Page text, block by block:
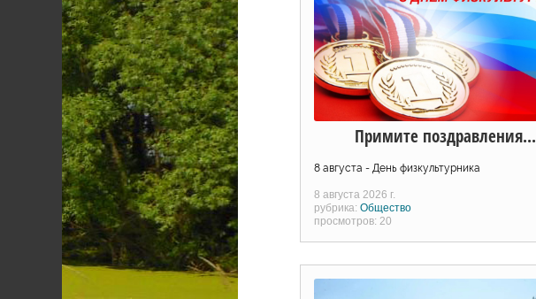
Примите поздравления...
8 августа - День физкультурника
8 августа 2026 г.
рубрика: Общество
просмотров: 20